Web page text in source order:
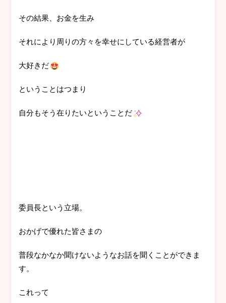
その結果、お金を生み
それにより周りの方々を幸せにしている経営者が
大好きだ
ということはつまり
自分もそう在りたいということだ
委員長という立場。
おかげで優れた皆さまの
普段なかなか聞けないようなお話を聞くことができま
す。
これって